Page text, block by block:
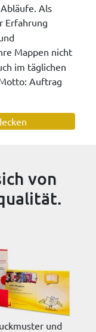
Als
Erfahrung
Mappen nicht
im täglichen
Auftrag
von
und